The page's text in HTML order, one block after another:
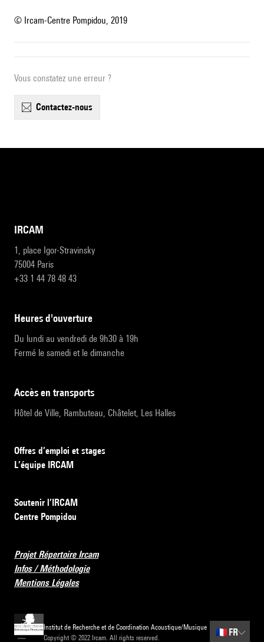
© Ircam-Centre Pompidou, 2019
Vous constatez une erreur ?
contactez-nous
IRCAM
1, place Igor-Stravinsky
75004 Paris
+33 1 44 78 48 43
heures d'ouverture
Du lundi au vendredi de 9h30 à 19h
Fermé le samedi et le dimanche
accès en transports
Hôtel de Ville, Rambuteau, Châtelet, Les Halles
Offres d’emploi et stages
L’équipe IRCAM
Soutenir l’IRCAM
Centre Pompidou
Projet Répertoire Ircam
Infos / Méthodologie
Mentions Légales
Institut de Recherche et de Coordination Acoustique/Musique
Copyright © 2022 Ircam. All rights reserved.
🇫🇷 FR